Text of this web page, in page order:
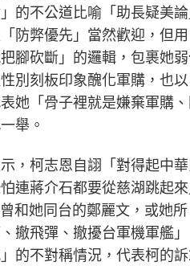
的不公道比喻「助長疑美
防弊優先」當然歡迎，但
腳砍斷」的邏輯，包裹她
別刻板印象醜化軍購，也
她「骨子裡就是嫌棄軍購
舉。
，柯志恩自詡「對得起中
連蔣介石都要從慈湖跳起
和她同台的鄭麗文，或她
撤飛彈、撤擾台軍機軍艦
的不對稱情況，代表柯的